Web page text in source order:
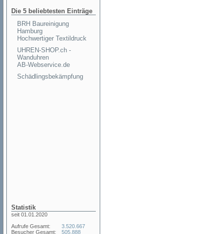
Die 5 beliebtesten Einträge
BRH Baureinigung
Hamburg
Hochwertiger Textildruck
UHREN-SHOP.ch -
Wanduhren
AB-Webservice.de
Schädlingsbekämpfung
Statistik
seit 01.01.2020
Aufrufe Gesamt:
Besucher Gesamt:
3.520.667
505.888